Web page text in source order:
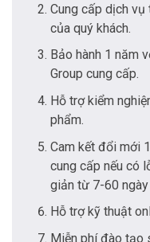
Cung cấp dịch vụ
của quý khách.
Bảo hành 1 năm
Group cung cấp.
Hỗ trợ kiểm
phẩm.
Cam kết đổi mới
cung cấp nếu có
giản từ 7-60
Hỗ trợ kỹ thuật
Miễn phí đào tạo